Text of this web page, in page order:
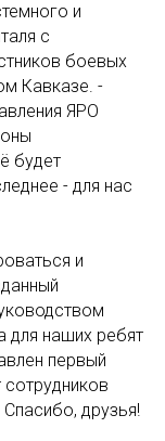
и
с
боевых
Кавказе. -
ЯРО
будет
- для нас
и
для наших ребят
первый
друзья!